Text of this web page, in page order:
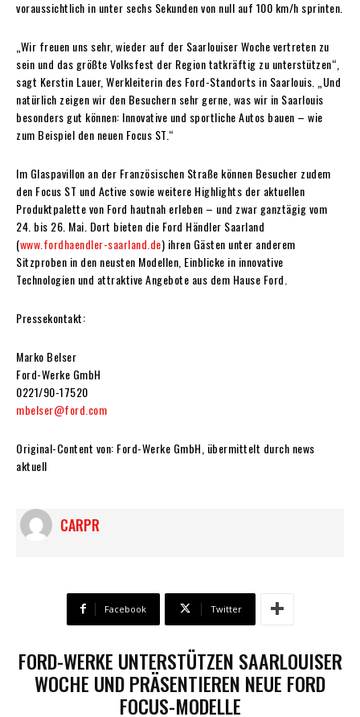
voraussichtlich in unter sechs Sekunden von null auf 100 km/h sprinten.
„Wir freuen uns sehr, wieder auf der Saarlouiser Woche vertreten zu
sein und das größte Volksfest der Region tatkräftig zu unterstützen“,
sagt Kerstin Lauer, Werkleiterin des Ford-Standorts in Saarlouis. „Und
natürlich zeigen wir den Besuchern sehr gerne, was wir in Saarlouis
besonders gut können: Innovative und sportliche Autos bauen – wie
zum Beispiel den neuen Focus ST.“
Im Glaspavillon an der Französischen Straße können Besucher zudem
den Focus ST und Active sowie weitere Highlights der aktuellen
Produktpalette von Ford hautnah erleben – und zwar ganztägig vom
24. bis 26. Mai. Dort bieten die Ford Händler Saarland
(www.fordhaendler-saarland.de) ihren Gästen unter anderem
Sitzproben in den neusten Modellen, Einblicke in innovative
Technologien und attraktive Angebote aus dem Hause Ford.
Pressekontakt:
Marko Belser
Ford-Werke GmbH
0221/90-17520
mbelser@ford.com
Original-Content von: Ford-Werke GmbH, übermittelt durch news
aktuell
CARPR
Facebook Twitter
FORD-WERKE UNTERSTÜTZEN SAARLOUISER
WOCHE UND PRÄSENTIEREN NEUE FORD
FOCUS-MODELLE